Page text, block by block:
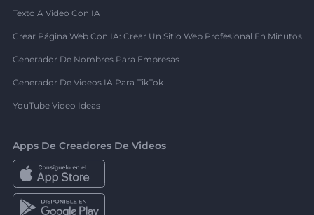
Texto A Video Con IA
Crear Página Web Con IA: Crear Un Sitio Web Profesional En Minutos
Generador De Nombres Para Empresas
Generador De Videos IA Para TikTok
YouTube Video Ideas
Apps De Creadores De Videos